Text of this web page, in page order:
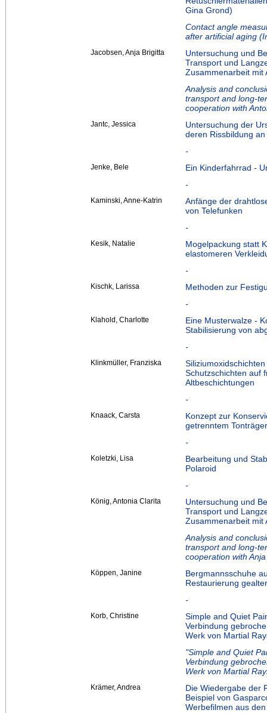
Gina Grond)
Contact angle
after artificial aging
Jacobsen, Anja Brigitta
Untersuchung und
Transport und
Zusammenarbeit mit
Analysis and
transport and long-
cooperation with
Jantc, Jessica
Untersuchung der
deren Rissbildung
-
Jenke, Bele
Ein Kinderfahrrad -
-
Kaminski, Anne-Katrin
Anfänge der
von Telefunken
-
Kesik, Natalie
Mogelpackung statt
elastomeren
-
Kischk, Larissa
Methoden zur
-
Klahold, Charlotte
Eine Musterwalze -
Stabilisierung von
-
Klinkmüller, Franziska
Schutzschichten auf
Altbeschichtungen
-
Knaack, Carsta
Konzept zur
getrenntem Tonträger
-
Koletzki, Lisa
Bearbeitung und
Polaroid
-
König, Antonia Clarita
Untersuchung und
Transport und
Zusammenarbeit mit
Analysis and
transport and long-
cooperation with
Köppen, Janine
Bergmannsschuhe
Restaurierung
-
Korb, Christine
Simple and Quiet
Verbindung
Werk von Martial
"Simple and Quiet
Verbindung
Werk von Martial
Krämer, Andrea
Die Wiedergabe der
Beispiel von
Werbefilmen aus den